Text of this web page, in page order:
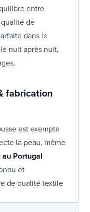
entre
de
dans le
nuit après nuit,
fabrication
est exempte
la peau, même
Portugal
et
de qualité textile